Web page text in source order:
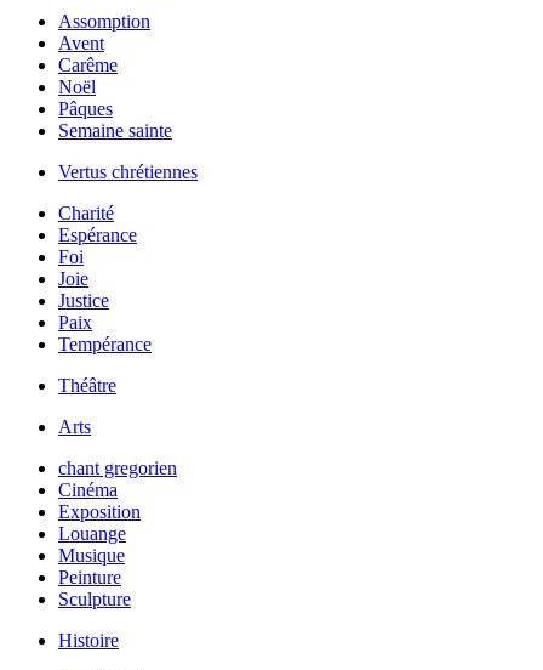
Assomption
Avent
Carême
Noël
Pâques
Semaine sainte
Vertus chrétiennes
Charité
Espérance
Foi
Joie
Justice
Paix
Tempérance
Théâtre
Arts
chant gregorien
Cinéma
Exposition
Louange
Musique
Peinture
Sculpture
Histoire